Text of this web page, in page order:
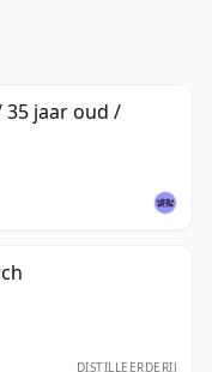
35 jaar oud /
DISTILLEERDERIJ